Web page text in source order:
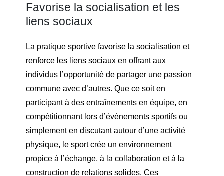
Favorise la socialisation et les
liens sociaux
La pratique sportive favorise la socialisation et
renforce les liens sociaux en offrant aux
individus l’opportunité de partager une passion
commune avec d’autres. Que ce soit en
participant à des entraînements en équipe, en
compétitionnant lors d’événements sportifs ou
simplement en discutant autour d’une activité
physique, le sport crée un environnement
propice à l’échange, à la collaboration et à la
construction de relations solides. Ces